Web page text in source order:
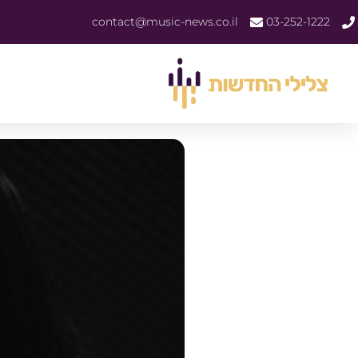
03-252-1222
contact@music-news.co.il